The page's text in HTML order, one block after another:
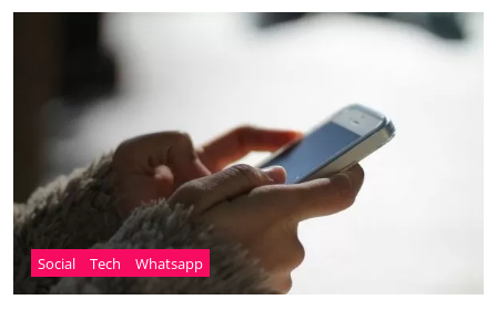
Social Tech Whatsapp